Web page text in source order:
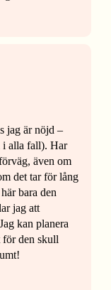
jag är nöjd –
i alla fall). Har
även om
det tar för lång
bara den
jag att
kan planera
den skull